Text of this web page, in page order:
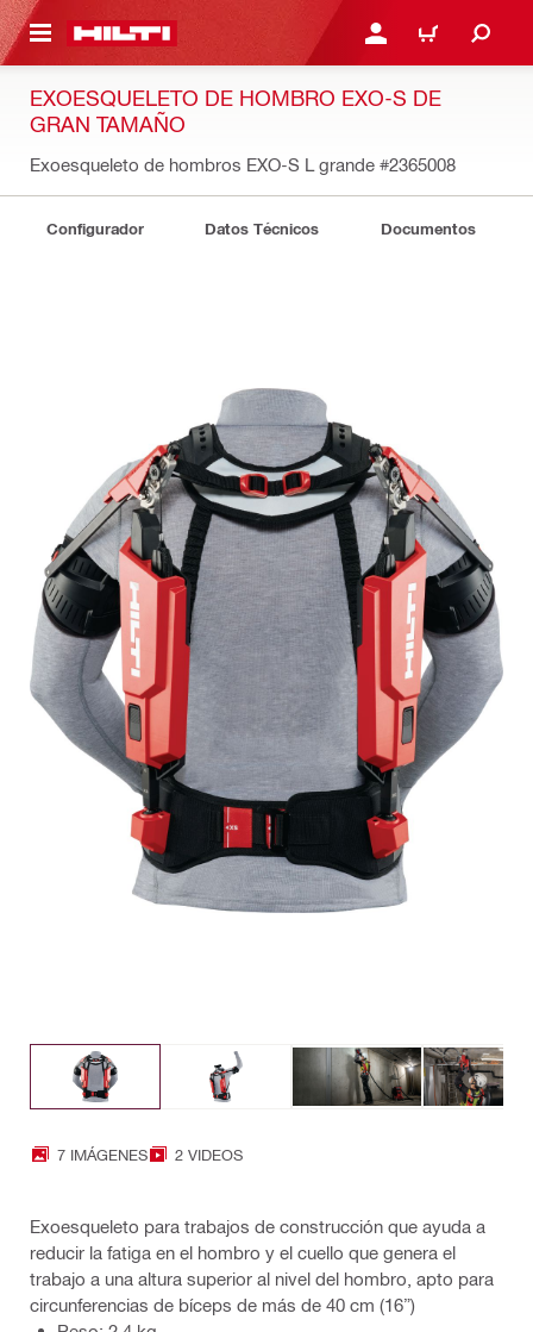
PRINCIPAL INICIE SESIÓN O
CARRITO
EXOESQUELETO DE HOMBRO EXO-S DE
GRAN TAMAÑO
Exoesqueleto de hombros EXO-S L grande #2365008
Configurador Datos Técnicos Documentos
7 IMÁGENES 2 VIDEOS
Exoesqueleto para trabajos de construcción que ayuda a
reducir la fatiga en el hombro y el cuello que genera el
trabajo a una altura superior al nivel del hombro, apto para
circunferencias de bíceps de más de 40 cm (16”)